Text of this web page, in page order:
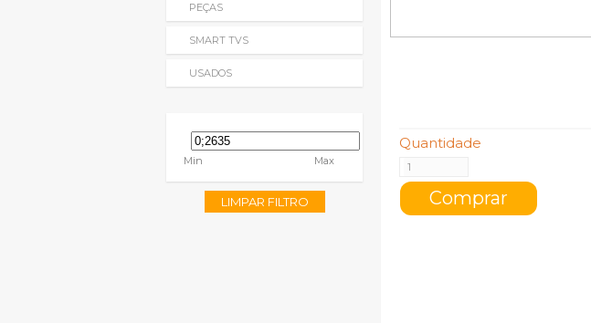
PEÇAS
SMART TVS
USADOS
Min Max
LIMPAR FILTRO
Quantidade